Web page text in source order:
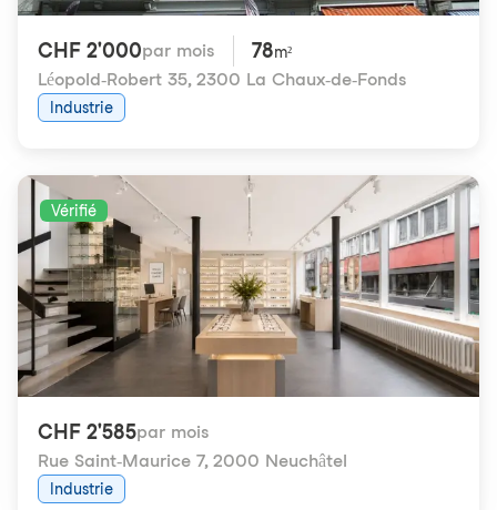
CHF 2'000par mois 78m²
Léopold-Robert 35, 2300 La Chaux-de-Fonds
Industrie
Vérifié
CHF 2'585par mois
Rue Saint-Maurice 7, 2000 Neuchâtel
Industrie